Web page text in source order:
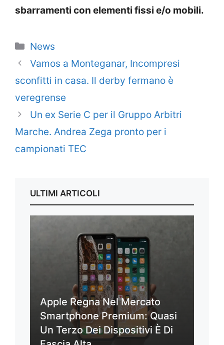
sbarramenti con elementi fissi e/o mobili.
Categorie
News
Vamos a Monteganar, Incompresi
sconfitti in casa. Il derby fermano è
veregrense
Un ex Serie C per il Gruppo Arbitri
Marche. Andrea Zega pronto per i
campionati TEC
ULTIMI ARTICOLI
Apple Regna Nel Mercato
Smartphone Premium: Quasi
Un Terzo Dei Dispositivi È Di